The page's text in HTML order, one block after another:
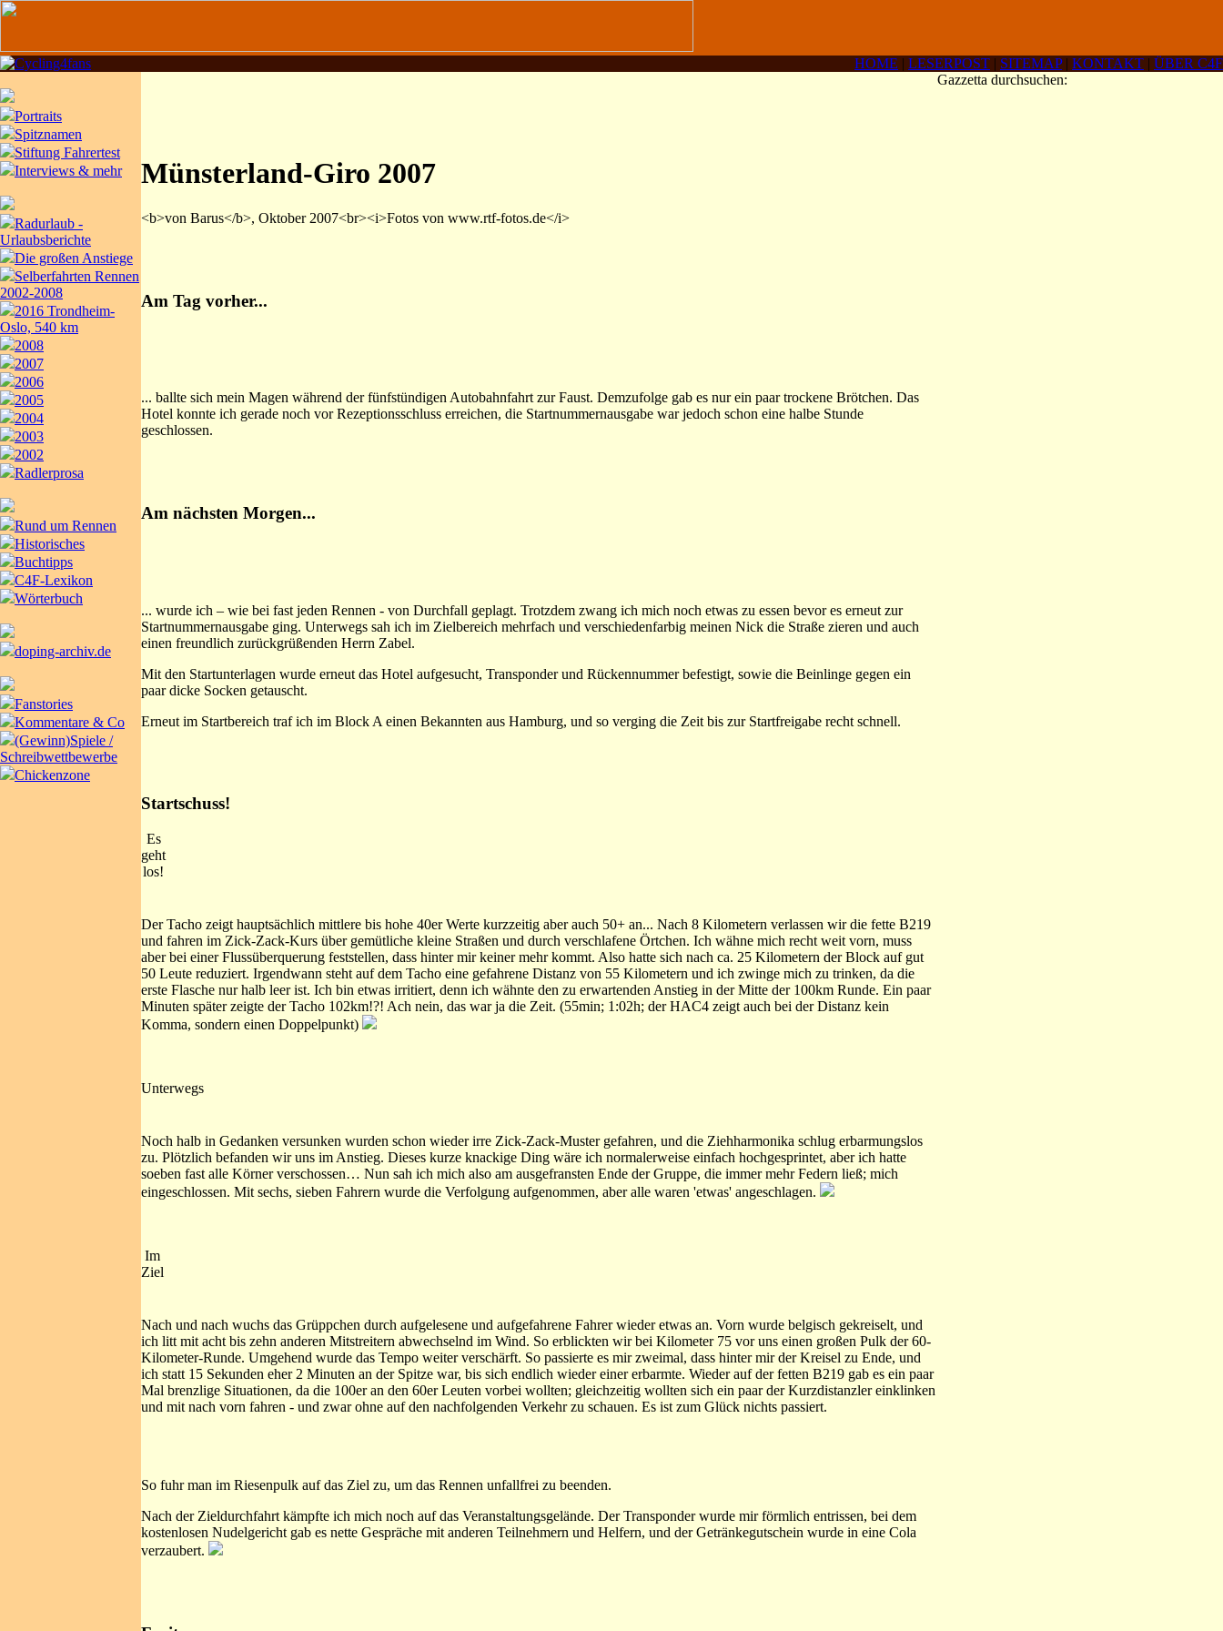
HOME | LESERPOST | SITEMAP| KONTAKT | ÜBER C4F
Portraits
Spitznamen
Stiftung Fahrertest
Interviews & mehr
Radurlaub -
Urlaubsberichte
Die großen Anstiege
Selberfahrten Rennen
2002-2008
2016 Trondheim-
Oslo, 540 km
2008
2007
2006
2005
2004
2003
2002
Radlerprosa
Rund um Rennen
Historisches
Buchtipps
C4F-Lexikon
Wörterbuch
doping-archiv.de
Fanstories
Kommentare & Co
(Gewinn)Spiele /
Schreibwettbewerbe
Chickenzone
Münsterland-Giro 2007
<b>von Barus</b>, Oktober 2007<br><i>Fotos von www.rtf-fotos.de</i>
Am Tag vorher...
... ballte sich mein Magen während der fünfstündigen Autobahnfahrt zur Faust. Demzufolge gab es nur ein paar trockene Brötchen. Das
Hotel konnte ich gerade noch vor Rezeptionsschluss erreichen, die Startnummernausgabe war jedoch schon eine halbe Stunde
geschlossen.
Am nächsten Morgen...
... wurde ich – wie bei fast jeden Rennen - von Durchfall geplagt. Trotzdem zwang ich mich noch etwas zu essen bevor es erneut zur
Startnummernausgabe ging. Unterwegs sah ich im Zielbereich mehrfach und verschiedenfarbig meinen Nick die Straße zieren und auch
einen freundlich zurückgrüßenden Herrn Zabel.
Mit den Startunterlagen wurde erneut das Hotel aufgesucht, Transponder und Rückennummer befestigt, sowie die Beinlinge gegen ein
paar dicke Socken getauscht.
Erneut im Startbereich traf ich im Block A einen Bekannten aus Hamburg, und so verging die Zeit bis zur Startfreigabe recht schnell.
Startschuss!
Es
geht
los!
Der Tacho zeigt hauptsächlich mittlere bis hohe 40er Werte kurzzeitig aber auch 50+ an... Nach 8 Kilometern verlassen wir die fette B219
und fahren im Zick-Zack-Kurs über gemütliche kleine Straßen und durch verschlafene Örtchen. Ich wähne mich recht weit vorn, muss
aber bei einer Flussüberquerung feststellen, dass hinter mir keiner mehr kommt. Also hatte sich nach ca. 25 Kilometern der Block auf gut
50 Leute reduziert. Irgendwann steht auf dem Tacho eine gefahrene Distanz von 55 Kilometern und ich zwinge mich zu trinken, da die
erste Flasche nur halb leer ist. Ich bin etwas irritiert, denn ich wähnte den zu erwartenden Anstieg in der Mitte der 100km Runde. Ein paar
Minuten später zeigte der Tacho 102km!?! Ach nein, das war ja die Zeit. (55min; 1:02h; der HAC4 zeigt auch bei der Distanz kein
Komma, sondern einen Doppelpunkt)
Unterwegs
Noch halb in Gedanken versunken wurden schon wieder irre Zick-Zack-Muster gefahren, und die Ziehharmonika schlug erbarmungslos
zu. Plötzlich befanden wir uns im Anstieg. Dieses kurze knackige Ding wäre ich normalerweise einfach hochgesprintet, aber ich hatte
soeben fast alle Körner verschossen… Nun sah ich mich also am ausgefransten Ende der Gruppe, die immer mehr Federn ließ; mich
eingeschlossen. Mit sechs, sieben Fahrern wurde die Verfolgung aufgenommen, aber alle waren 'etwas' angeschlagen.
Im
Ziel
Nach und nach wuchs das Grüppchen durch aufgelesene und aufgefahrene Fahrer wieder etwas an. Vorn wurde belgisch gekreiselt, und
ich litt mit acht bis zehn anderen Mitstreitern abwechselnd im Wind. So erblickten wir bei Kilometer 75 vor uns einen großen Pulk der 60-
Kilometer-Runde. Umgehend wurde das Tempo weiter verschärft. So passierte es mir zweimal, dass hinter mir der Kreisel zu Ende, und
ich statt 15 Sekunden eher 2 Minuten an der Spitze war, bis sich endlich wieder einer erbarmte. Wieder auf der fetten B219 gab es ein paar
Mal brenzlige Situationen, da die 100er an den 60er Leuten vorbei wollten; gleichzeitig wollten sich ein paar der Kurzdistanzler einklinken
und mit nach vorn fahren - und zwar ohne auf den nachfolgenden Verkehr zu schauen. Es ist zum Glück nichts passiert.
So fuhr man im Riesenpulk auf das Ziel zu, um das Rennen unfallfrei zu beenden.
Nach der Zieldurchfahrt kämpfte ich mich noch auf das Veranstaltungsgelände. Der Transponder wurde mir förmlich entrissen, bei dem
kostenlosen Nudelgericht gab es nette Gespräche mit anderen Teilnehmern und Helfern, und der Getränkegutschein wurde in eine Cola
verzaubert.
Gazzetta durchsuchen: